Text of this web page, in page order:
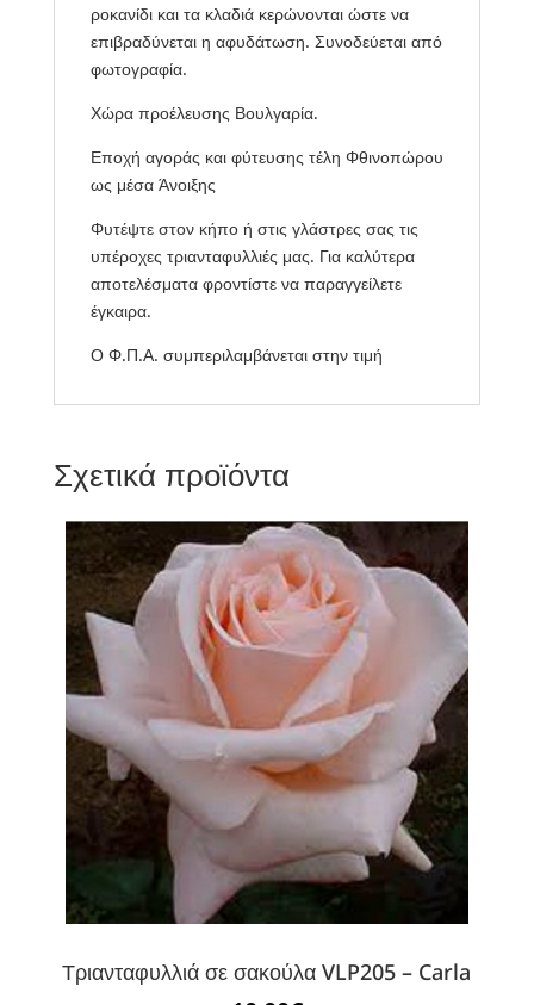
ροκανίδι και τα κλαδιά κερώνονται ώστε να
επιβραδύνεται η αφυδάτωση. Συνοδεύεται από
φωτογραφία.
Χώρα προέλευσης Βουλγαρία.
Εποχή αγοράς και φύτευσης τέλη Φθινοπώρου
ως μέσα Άνοιξης
Φυτέψτε στον κήπο ή στις γλάστρες σας τις
υπέροχες τριανταφυλλιές μας. Για καλύτερα
αποτελέσματα φροντίστε να παραγγείλετε
έγκαιρα.
Ο Φ.Π.Α. συμπεριλαμβάνεται στην τιμή
Σχετικά προϊόντα
Τριανταφυλλιά σε σακούλα VLP205 – Carla